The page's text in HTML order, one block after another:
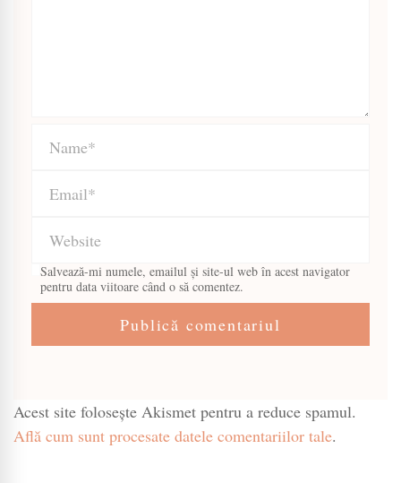
Salvează-mi numele, emailul și site-ul web în acest navigator
pentru data viitoare când o să comentez.
Acest site folosește Akismet pentru a reduce spamul.
Află cum sunt procesate datele comentariilor tale.